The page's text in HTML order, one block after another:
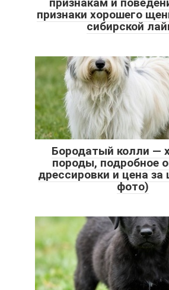
признакам и
признаки хорошего
сибирской
Бородатый колли —
породы, подробное
дрессировки и цена за
фото)